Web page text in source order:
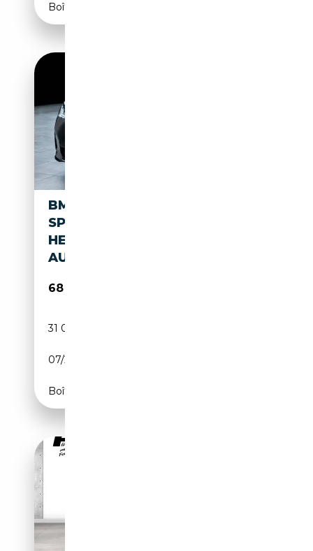
Boîte automatique
BMW X3 M 50 XDRIVE M
SPORT PRO SPECIAL PAINT
HEAD UP TETTO PANO
AUDISON UFF. ITA
68 999€
31 097 km
07/2025
Boîte automatique